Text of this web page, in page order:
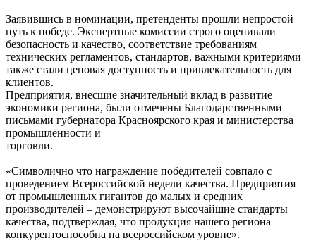
Заявившись в номинации, претенденты прошли непростой
путь к победе. Экспертные комиссии строго оценивали
безопасность и качество, соответствие требованиям
технических регламентов, стандартов, важными критериями
также стали ценовая доступность и привлекательность для
клиентов.
Предприятия, внесшие значительный вклад в развитие
экономики региона, были отмечены Благодарственными
письмами губернатора Красноярского края и министерства
промышленности и
торговли.
«Символично что награждение победителей совпало с
проведением Всероссийской недели качества. Предприятия –
от промышленных гигантов до малых и средних
производителей – демонстрируют высочайшие стандарты
качества, подтверждая, что продукция нашего региона
конкурентоспособна на всероссийском уровне».